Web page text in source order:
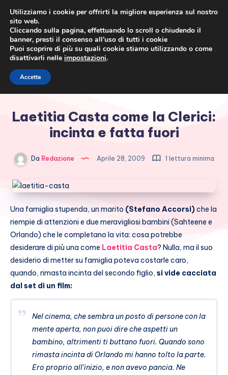
Laetitia Casta come la Clerici:
incinta e fatta fuori
Da Redazione Aprile 28, 2009 1 lettura minima
Una famiglia stupenda, un marito (Stefano Accorsi)che la
riempie di attenzioni e due meravigliosi bambini (Sahteene e
Orlando) che le completano la vita: cosa potrebbe
desiderare di più una come Laetitia Casta? Nulla, ma il suo
desiderio di metter su famiglia poteva costarle caro,
quando, rimasta incinta del secondo figlio, si vide cacciata
dal set di un film:
Nel cinema, che sembra un posto di persone con la
mente aperta, non puoi dire che aspetti un
bambino, altrimenti ti buttano fuori. Quando sono
rimasta incinta di Orlando mi hanno tolto la parte.
Ero proprio all’inizio, e non avevo pancia. Ne
Utilizziamo i cookie per offrirti la migliore esperienza sul nostro
sito web.
Cliccando sulla pagina, effettuando lo scroll o chiudendo il
banner, presti il consenso all’uso di tutti i cookie
Puoi scoprire di più su quali cookie stiamo utilizzando o come
disattivarli nelle impostazioni.
Accetta